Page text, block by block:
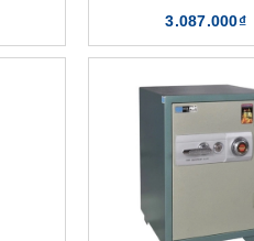
nghệ hiện đại, tính an toàn
One
3.087.000₫